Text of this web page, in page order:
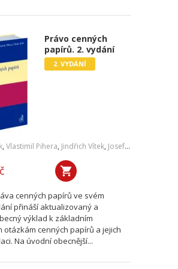
Právo cenných
papírů. 2. vydání
2. VYDÁNÍ
, Vlastimil Pihera, Jindřich Vítek, Josef Kříž
cenných papírů ve svém
přináší aktualizovaný a
výklad k základním
otázkám cenných papírů a jejich
Na úvodní obecnější...